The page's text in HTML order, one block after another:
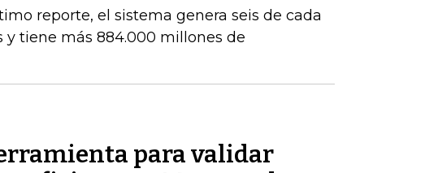
reporte, el sistema genera seis de cada
y tiene más 884.000 millones de
para validar